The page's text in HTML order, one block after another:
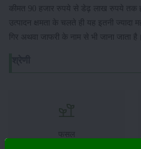
कीमत 90 हजार रुपये से डेढ़ लाख रुपये तक
उत्पादन क्षमता के चलते ही यह इतनी ज्यादा
गिर अथवा जाफरी के नाम से भी जाना जाता है।
फसल